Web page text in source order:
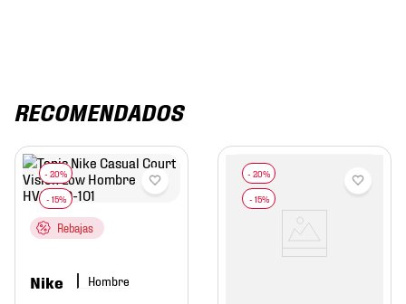
RECOMENDADOS
Rebajas
Nike Hombre